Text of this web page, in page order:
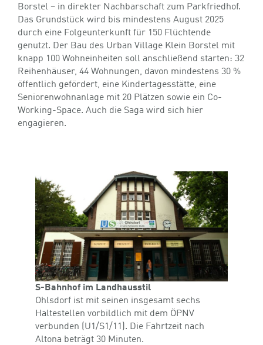
Borstel – in direkter Nachbarschaft zum Parkfriedhof.
Das Grundstück wird bis mindestens August 2025
durch eine Folgeunterkunft für 150 Flüchtende
genutzt. Der Bau des Urban Village Klein Borstel mit
knapp 100 Wohneinheiten soll anschließend starten: 32
Reihenhäuser, 44 Wohnungen, davon mindestens 30 %
öffentlich gefördert, eine Kindertagesstätte, eine
Seniorenwohnanlage mit 20 Plätzen sowie ein Co-
Working-Space. Auch die Saga wird sich hier
engagieren.
S-Bahnhof im Landhausstil
Ohlsdorf ist mit seinen insgesamt sechs
Haltestellen vorbildlich mit dem ÖPNV
verbunden (U1/S1/11). Die Fahrtzeit nach
Altona beträgt 30 Minuten.